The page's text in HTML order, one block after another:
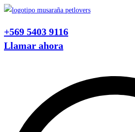
Ir
contenido
+569 5403 9116
Llamar ahora